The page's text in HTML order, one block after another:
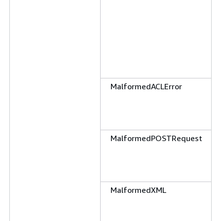
MalformedACLError
MalformedPOSTRequest
MalformedXML